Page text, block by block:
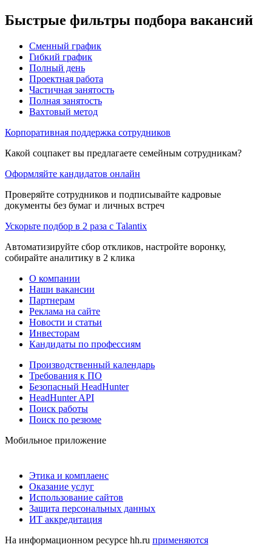
Быстрые фильтры подбора вакансий
Сменный график
Гибкий график
Полный день
Проектная работа
Частичная занятость
Полная занятость
Вахтовый метод
Корпоративная поддержка сотрудников
Какой соцпакет вы предлагаете семейным сотрудникам?
Оформляйте кандидатов онлайн
Проверяйте сотрудников и подписывайте кадровые
документы без бумаг и личных встреч
Ускорьте подбор в 2 раза с Talantix
Автоматизируйте сбор откликов, настройте воронку,
собирайте аналитику в 2 клика
О компании
Наши вакансии
Партнерам
Реклама на сайте
Новости и статьи
Инвесторам
Кандидаты по профессиям
Производственный календарь
Требования к ПО
Безопасный HeadHunter
HeadHunter API
Поиск работы
Поиск по резюме
Мобильное приложение
Этика и комплаенс
Оказание услуг
Использование сайтов
Защита персональных данных
ИТ аккредитация
На информационном ресурсе hh.ru применяются